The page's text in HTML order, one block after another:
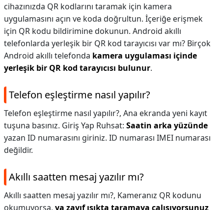
cihazınızda QR kodlarını taramak için kamera
uygulamasını açın ve koda doğrultun. İçeriğe erişmek
için QR kodu bildirimine dokunun. Android akıllı
telefonlarda yerleşik bir QR kod tarayıcısı var mı? Birçok
Android akıllı telefonda kamera uygulaması içinde
yerleşik bir QR kod tarayıcısı bulunur.
Telefon eşleştirme nasıl yapılır?
Telefon eşleştirme nasıl yapılır?, Ana ekranda yeni kayıt
tuşuna basınız. Giriş Yap Ruhsat: Saatin arka yüzünde
yazan ID numarasını giriniz. ID numarası IMEI numarası
değildir.
Akıllı saatten mesaj yazılır mı?
Akıllı saatten mesaj yazılır mı?, Kameranız QR kodunu
okumuyorsa, ya zayıf ışıkta taramaya çalışıyorsunuz